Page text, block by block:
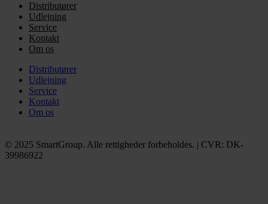
Distributører
Udlejning
Service
Kontakt
Om os
Distributører
Udlejning
Service
Kontakt
Om os
© 2025 SmartGroup. Alle rettigheder forbeholdes. | CVR: DK-
39986922